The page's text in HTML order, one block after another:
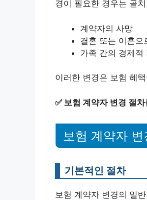
경이 필요한 경우는 골
계약자의 사망
결혼 또는 이혼으
가족 간의 경제적
이러한 변경은 보험 혜
✅ 보험 계약자 변경 절
보험 계약자
기본적인 절차
보험 계약자 변경의 일